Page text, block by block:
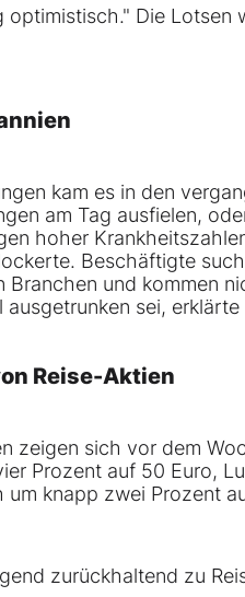
Die
kam es in den
am Tag ausfielen,
hoher
Beschäftigte
Branchen und kommen
sei,
Reise-Aktien
zeigen sich vor dem
Prozent auf 50 Euro,
um knapp zwei Prozent
zurückhaltend zu